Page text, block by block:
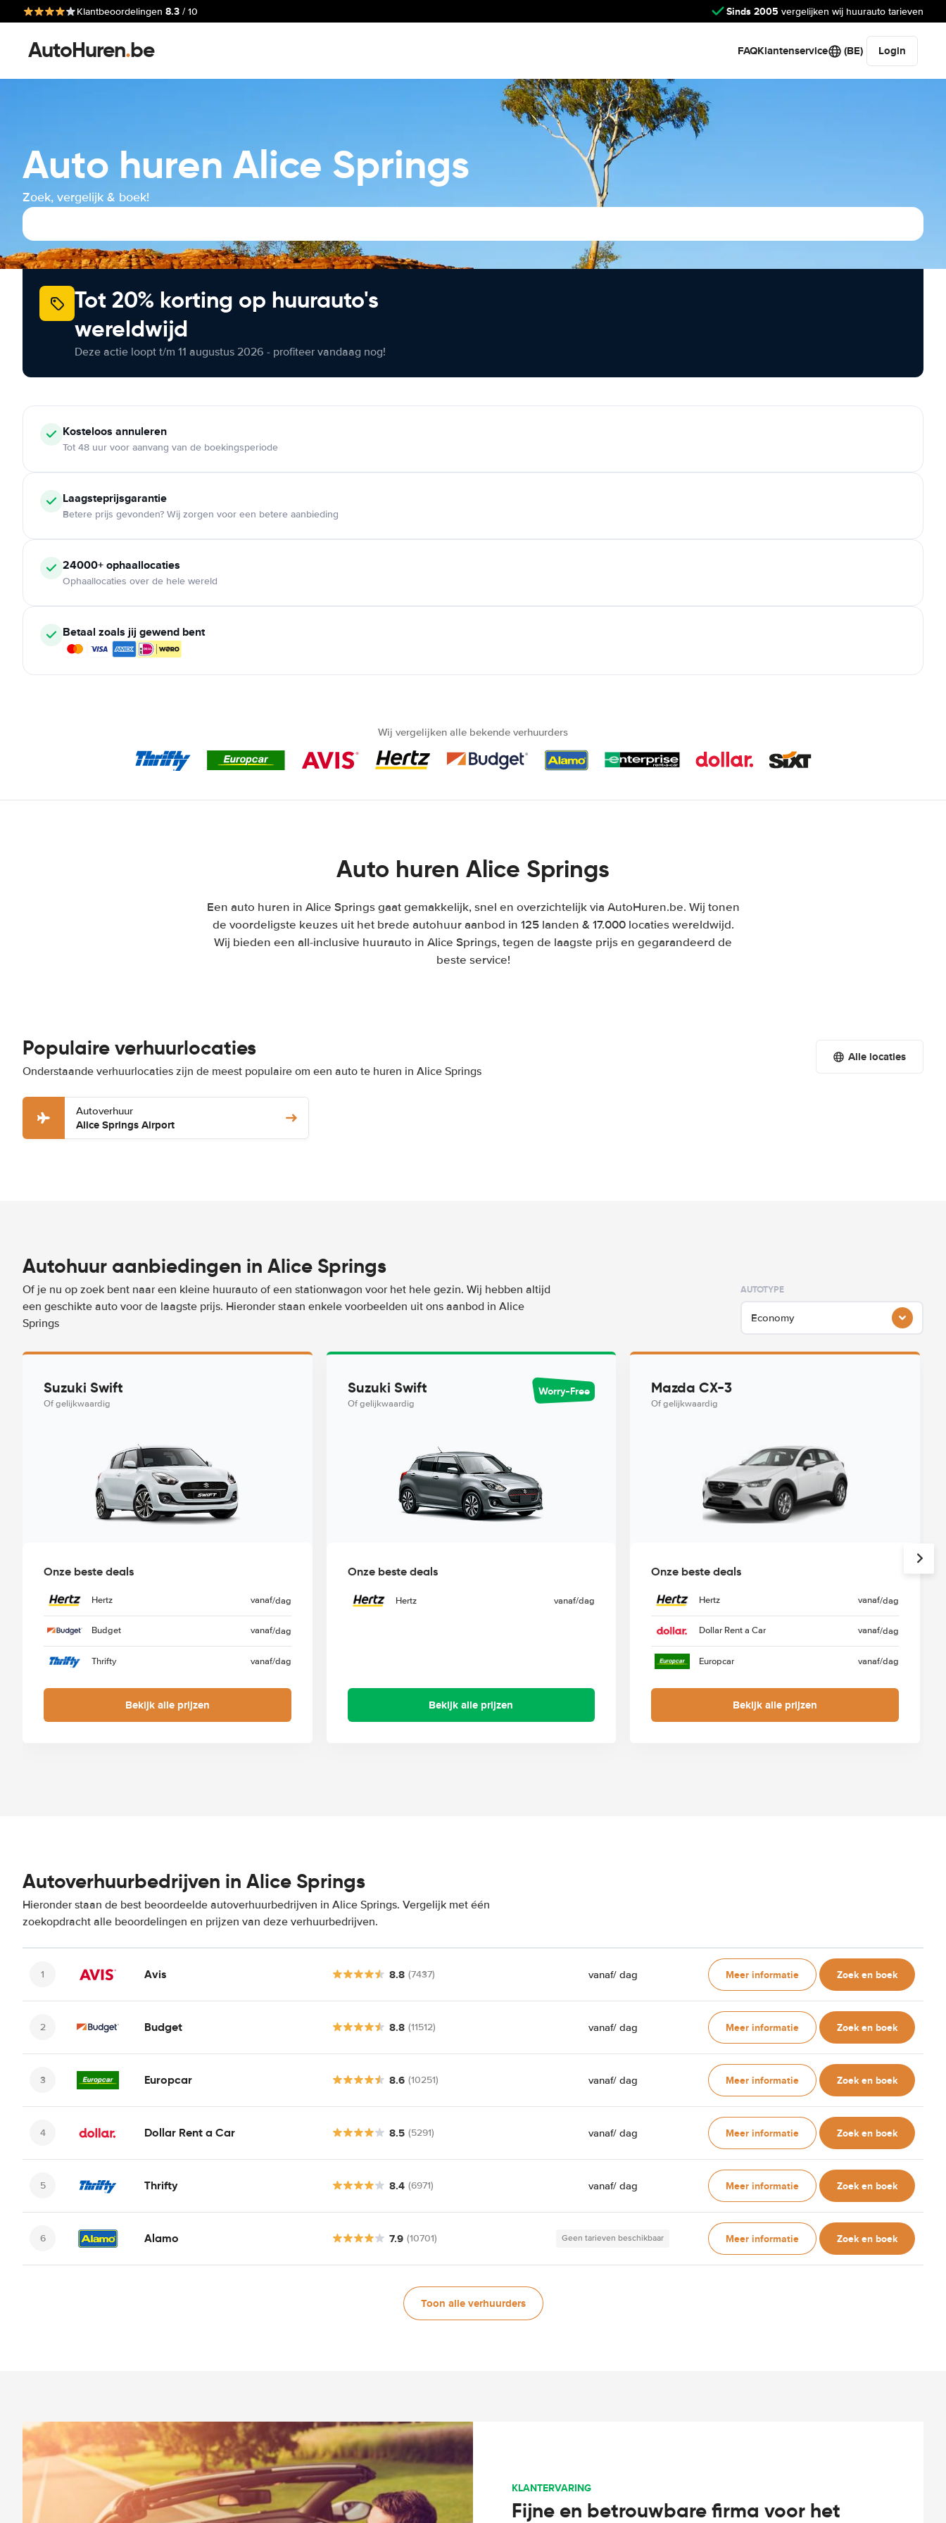
Klantbeoordelingen 8.3 / 10 Sinds 2005 vergelijken wij huurauto tarieven
AutoHuren.be FAQKlantenservice (BE) Login
Auto huren Alice Springs
Zoek, vergelijk & boek!
Tot 20% korting op huurauto's
wereldwijd
Deze actie loopt t/m 11 augustus 2026 - profiteer vandaag nog!
Kosteloos annuleren
Tot 48 uur voor aanvang van de boekingsperiode
Laagsteprijsgarantie
Betere prijs gevonden? Wij zorgen voor een betere aanbieding
24000+ophaallocaties
Ophaallocaties over de hele wereld
Betaal zoals jij gewend bent
Wij vergelijken alle bekende verhuurders
Auto huren Alice Springs
Een auto huren in Alice Springs gaat gemakkelijk, snel en overzichtelijk via AutoHuren.be. Wij tonen
de voordeligste keuzes uit het brede autohuur aanbod in 125 landen & 17.000 locaties wereldwijd.
Wij bieden een all-inclusive huurauto in Alice Springs, tegen de laagste prijs en gegarandeerd de
beste service!
Populaire verhuurlocaties
Onderstaande verhuurlocaties zijn de meest populaire om een auto te huren in Alice Springs
Alle locaties
Autoverhuur
Alice Springs Airport
Autohuur aanbiedingen in Alice Springs
Of je nu op zoek bent naar een kleine huurauto of een stationwagon voor het hele gezin. Wij hebben altijd
een geschikte auto voor de laagste prijs. Hieronder staan enkele voorbeelden uit ons aanbod in Alice
Springs
AUTOTYPE
Economy
Suzuki Swift
Of gelijkwaardig
Onze beste deals
Hertz vanaf/dag
Budget vanaf/dag
Thrifty vanaf/dag
Bekijk alle prijzen
Suzuki Swift
Of gelijkwaardig
Worry-Free
Onze beste deals
Hertz vanaf/dag
Bekijk alle prijzen
Mazda CX-3
Of gelijkwaardig
Onze beste deals
Hertz vanaf/dag
Dollar Rent a Car vanaf/dag
Europcar vanaf/dag
Bekijk alle prijzen
Autoverhuurbedrijven in Alice Springs
Hieronder staan de best beoordeelde autoverhuurbedrijven in Alice Springs. Vergelijk met één
zoekopdracht alle beoordelingen en prijzen van deze verhuurbedrijven.
Avis 8.8 (7437) vanaf/ dag Meer informatie Zoek en boek
Budget 8.8 (11512) vanaf/ dag Meer informatie Zoek en boek
Europcar 8.6 (10251) vanaf/ dag Meer informatie Zoek en boek
Dollar Rent a Car 8.5 (5291) vanaf/ dag Meer informatie Zoek en boek
Thrifty 8.4 (6971) vanaf/ dag Meer informatie Zoek en boek
Alamo 7.9 (10701) Geen tarieven beschikbaar Meer informatie Zoek en boek
Toon alle verhuurders
KLANTERVARING
Fijne en betrouwbare firma voor het